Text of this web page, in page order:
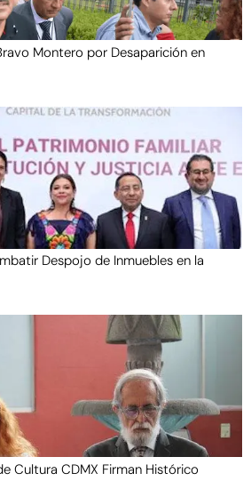
Montero por Desaparición en
Despojo de Inmuebles en la
Cultura CDMX Firman Histórico